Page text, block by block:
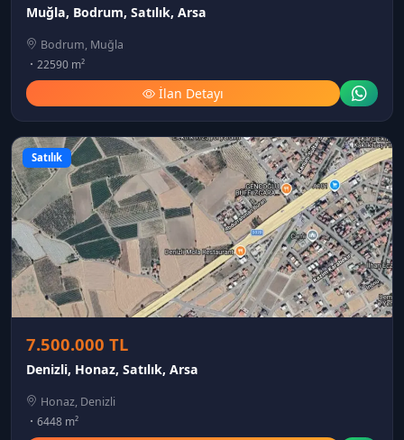
Muğla, Bodrum, Satılık, Arsa
Bodrum, Muğla
22590 m²
İlan Detayı
Satılık
7.500.000 TL
Denizli, Honaz, Satılık, Arsa
Honaz, Denizli
6448 m²